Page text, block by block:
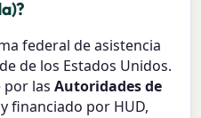
federal de asistencia
de los Estados Unidos.
por lasAutoridades de
y financiado por HUD,